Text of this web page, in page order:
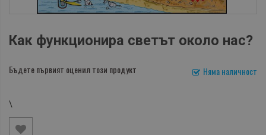
Как функционира светът около нас?
Няма наличност
Бъдете първият оценил този продукт
\